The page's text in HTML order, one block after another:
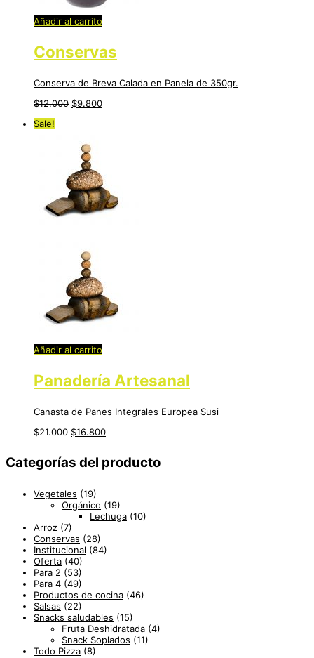
Añadir al carrito
Conservas
Conserva de Breva Calada en Panela de 350gr.
$12.000 $9.800
Sale!
Añadir al carrito
Panadería Artesanal
Canasta de Panes Integrales Europea Susi
$21.000 $16.800
Categorías del producto
Vegetales (19)
Orgánico (19)
Lechuga (10)
Arroz (7)
Conservas (28)
Institucional (84)
Oferta (40)
Para 2 (53)
Para 4 (49)
Productos de cocina (46)
Salsas (22)
Snacks saludables (15)
Fruta Deshidratada (4)
Snack Soplados (11)
Todo Pizza (8)